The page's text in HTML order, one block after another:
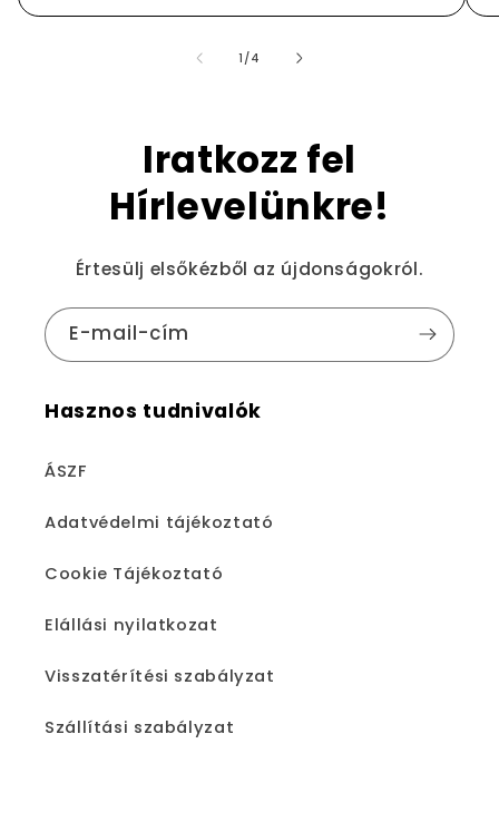
1 //4
Iratkozz fel
Hírlevelünkre!
Értesülj elsőkézből az újdonságokról.
E-mail-cím
Hasznos tudnivalók
ÁSZF
Adatvédelmi tájékoztató
Cookie Tájékoztató
Elállási nyilatkozat
Visszatérítési szabályzat
Szállítási szabályzat